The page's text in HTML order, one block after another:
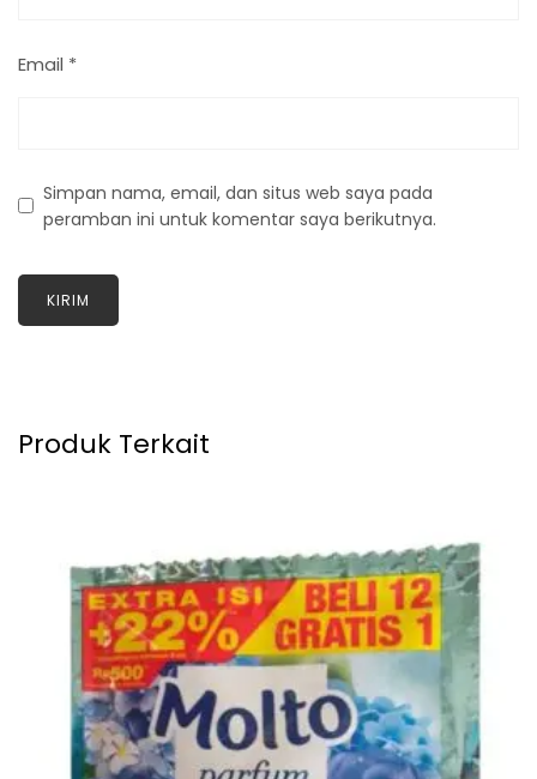
Email *
Simpan nama, email, dan situs web saya pada
peramban ini untuk komentar saya berikutnya.
Produk Terkait